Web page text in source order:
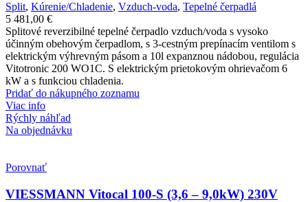
Split, Kúrenie/Chladenie, Vzduch-voda, Tepelné čerpadlá
5 481,00 €
Splitové reverzibilné tepelné čerpadlo vzduch/voda s vysoko
účinným obehovým čerpadlom, s 3-cestným prepínacím ventilom s
elektrickým výhrevným pásom a 10l expanznou nádobou, regulácia
Vitotronic 200 WO1C. S elektrickým prietokovým ohrievačom 6
kW a s funkciou chladenia.
Pridať do nákupného zoznamu
Viac info
Rýchly náhľad
Na objednávku
Porovnať
VIESSMANN Vitocal 100-S (3,6 – 9,0kW) 230V